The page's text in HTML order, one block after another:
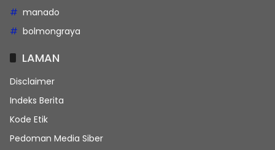
manado
bolmongraya
LAMAN
Disclaimer
Indeks Berita
Kode Etik
Pedoman Media Siber